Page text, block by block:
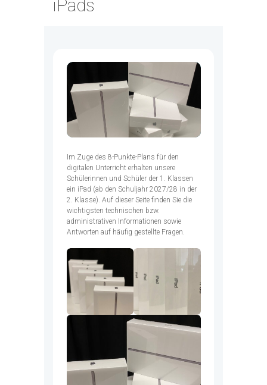
iPads
Im Zuge des 8-Punkte-Plans für den
digitalen Unterricht erhalten unsere
Schülerinnen und Schüler der 1. Klassen
ein iPad (ab den Schuljahr 2027/28 in der
2. Klasse). Auf dieser Seite finden Sie die
wichtigsten technischen bzw.
administrativen Informationen sowie
Antworten auf häufig gestellte Fragen.